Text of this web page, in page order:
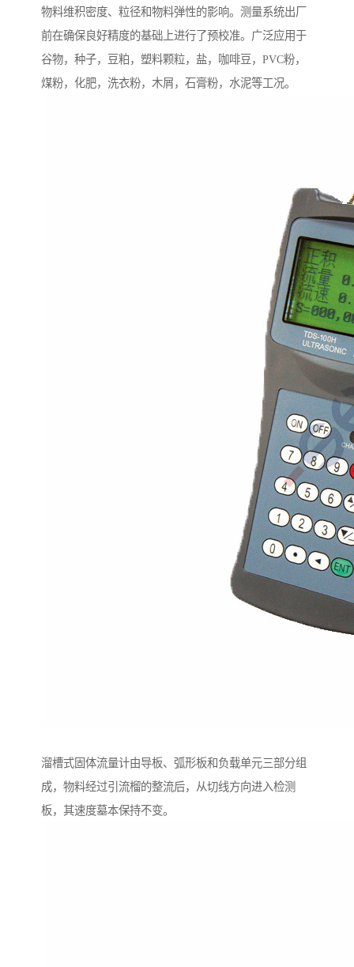
物料维积密度、粒径和物料弹性的影响。测量系统出厂
前在确保良好精度的基础上进行了预校准。广泛应用于
谷物，种子，豆粕，塑料颗粒，盐，咖啡豆，PVC粉，
煤粉，化肥，洗衣粉，木屑，石膏粉，水泥等工况。
溜槽式固体流量计由导板、弧形板和负载单元三部分组
成，物料经过引流榴的整流后，从切线方向进入检测
板，其速度墓本保持不变。